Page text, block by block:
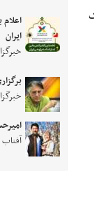
ایران
آفتاب- ۲۰